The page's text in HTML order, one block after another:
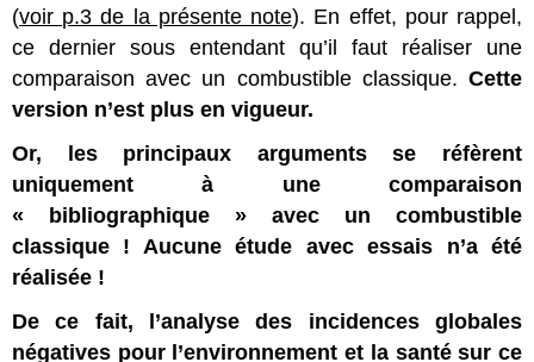
(voir p.3 de la présente note). En effet, pour rappel,
ce dernier sous entendant qu’il faut réaliser une
comparaison avec un combustible classique. Cette
version n’est plus en vigueur.
Or, les principaux arguments se réfèrent
uniquement à une comparaison
« bibliographique » avec un combustible
classique ! Aucune étude avec essais n’a été
réalisée !
De ce fait, l’analyse des incidences globales
négatives pour l’environnement et la santé sur ce